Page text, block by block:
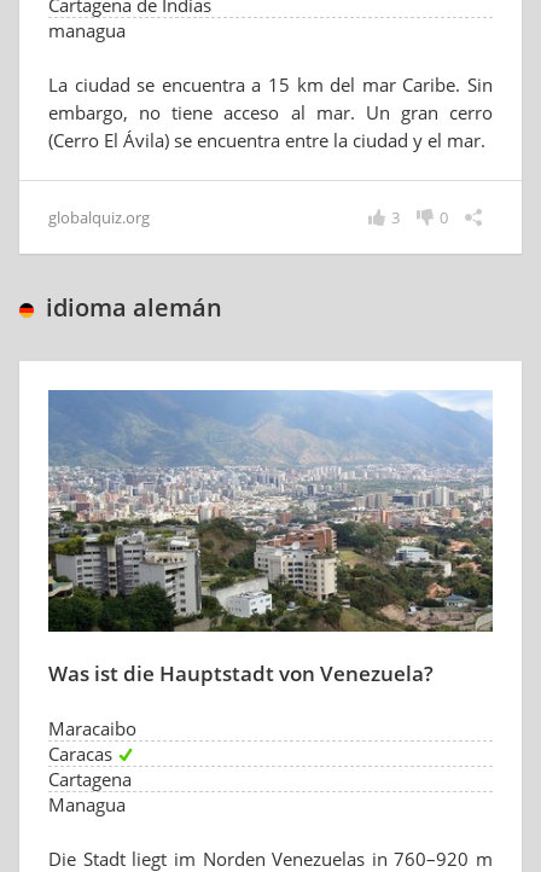
Cartagena de Indias
managua
La ciudad se encuentra a 15 km del mar Caribe. Sin
embargo, no tiene acceso al mar. Un gran cerro
(Cerro El Ávila) se encuentra entre la ciudad y el mar.
globalquiz.org 0
3
idioma alemán
Was ist die Hauptstadt von Venezuela?
Maracaibo
Caracas
Cartagena
Managua
Die Stadt liegt im Norden Venezuelas in 760–920 m